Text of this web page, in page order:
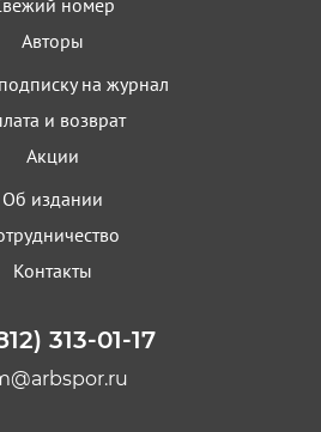
номер
Авторы
на журнал
и возврат
Акции
Об издании
Контакты
313-01-17